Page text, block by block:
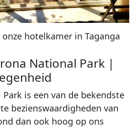
hotelkamer in Taganga
National Park |
is een van de bekendste
bezienswaardigheden van
dan ook hoog op ons